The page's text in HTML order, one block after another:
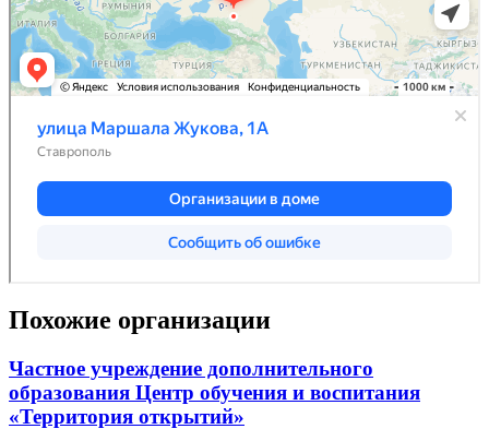
Похожие организации
Частное учреждение дополнительного
образования Центр обучения и воспитания
«Территория открытий»